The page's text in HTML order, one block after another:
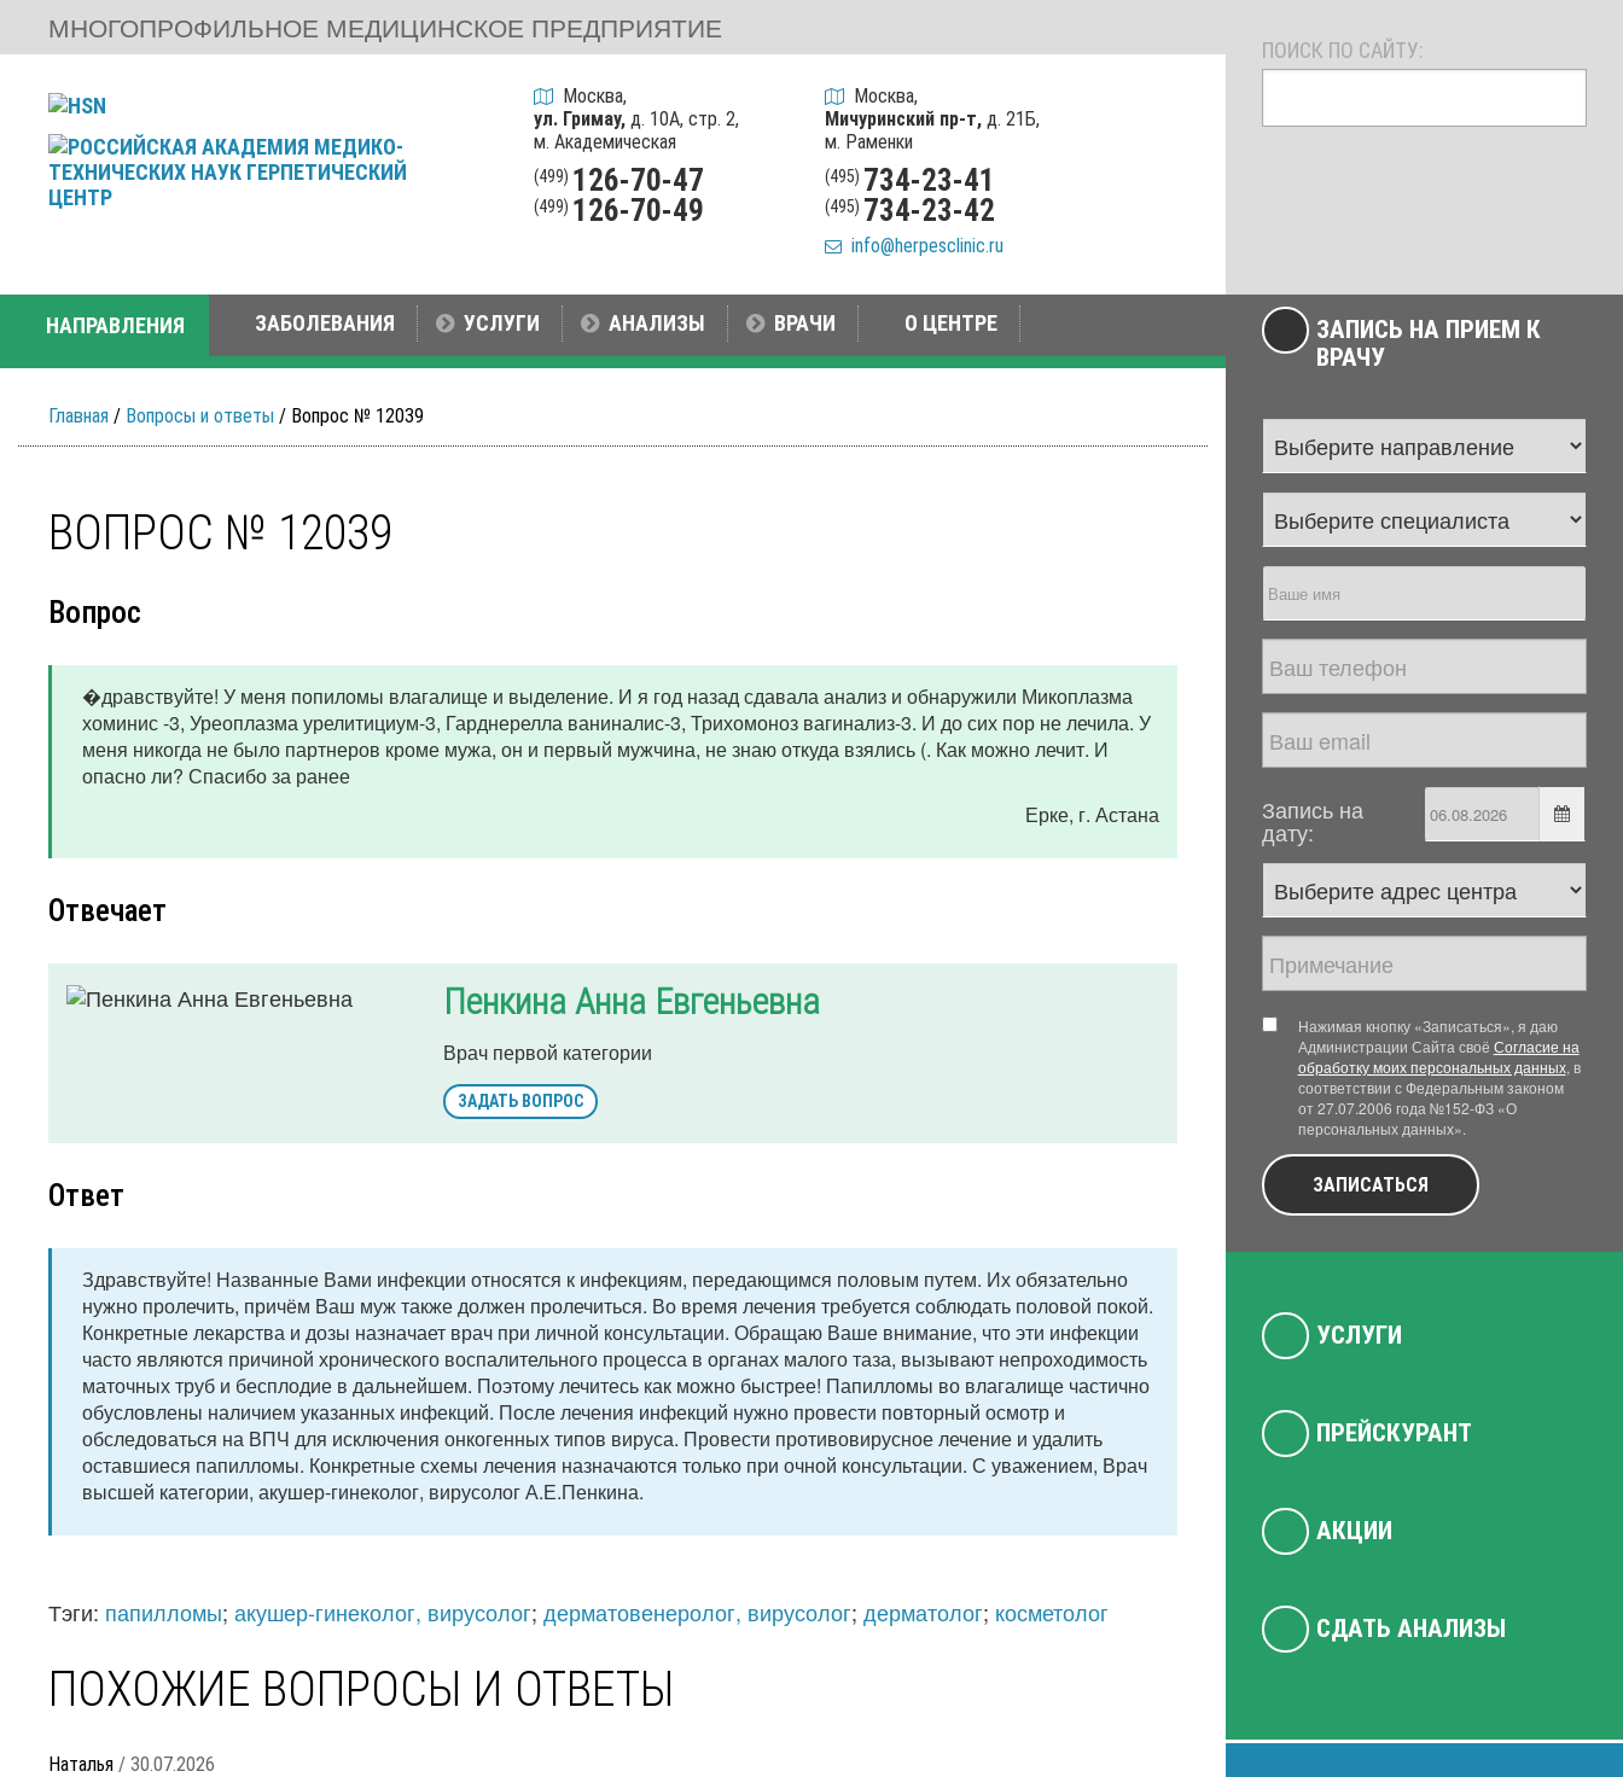
МНОГОПРОФИЛЬНОЕ МЕДИЦИНСКОЕ ПРЕДПРИЯТИЕ
Москва,
ул. Гримау,д. 10А, стр. 2,
м. Академическая
(499) 126-70-47
(499) 126-70-49
Москва,
Мичуринский пр-т, д. 21Б,
м. Раменки
(495) 734-23-41
(495) 734-23-42
info@herpesclinic.ru
ПОИСК ПО САЙТУ:
НАПРАВЛЕНИЯ ЗАБОЛЕВАНИЯ УСЛУГИ АНАЛИЗЫ ВРАЧИ О ЦЕНТРЕ
Главная / Вопросы и ответы / Вопрос № 12039
ВОПРОС № 12039
Вопрос
�дравствуйте! У меня попиломы влагалище и выделение. И я год назад сдавала анализ и обнаружили Микоплазма
хоминис -3, Уреоплазма урелитициум-3, Гарднерелла ваниналис-3, Трихомоноз вагинализ-3. И до сих пор не лечила. У
меня никогда не было партнеров кроме мужа, он и первый мужчина, не знаю откуда взялись (. Как можно лечит. И
опасно ли? Спасибо за ранее
Ерке, г. Астана
Отвечает
Пенкина Анна Евгеньевна
Врач первой категории
ЗАДАТЬ ВОПРОС
Ответ
Здравствуйте! Названные Вами инфекции относятся к инфекциям, передающимся половым путем. Их обязательно
нужно пролечить, причём Ваш муж также должен пролечиться. Во время лечения требуется соблюдать половой покой.
Конкретные лекарства и дозы назначает врач при личной консультации. Обращаю Ваше внимание, что эти инфекции
часто являются причиной хронического воспалительного процесса в органах малого таза, вызывают непроходимость
маточных труб и бесплодие в дальнейшем. Поэтому лечитесь как можно быстрее! Папилломы во влагалище частично
обусловлены наличием указанных инфекций. После лечения инфекций нужно провести повторный осмотр и
обследоваться на ВПЧ для исключения онкогенных типов вируса. Провести противовирусное лечение и удалить
оставшиеся папилломы. Конкретные схемы лечения назначаются только при очной консультации. С уважением, Врач
высшей категории, акушер-гинеколог, вирусолог А.Е.Пенкина.
Тэги: папилломы; акушер-гинеколог, вирусолог; дерматовенеролог, вирусолог; дерматолог; косметолог
ПОХОЖИЕ ВОПРОСЫ И ОТВЕТЫ
Наталья / 30.07.2026
ЗАПИСЬ НА ПРИЕМ К
ВРАЧУ
Запись на
дату:
Нажимая кнопку «Записаться», я даю
Администрации Сайта своё Согласие на
обработку моих персональных данных, в
соответствии с Федеральным законом
от 27.07.2006 года №152-ФЗ «О
персональных данных».
ЗАПИСАТЬСЯ
УСЛУГИ
ПРЕЙСКУРАНТ
АКЦИИ
СДАТЬ АНАЛИЗЫ